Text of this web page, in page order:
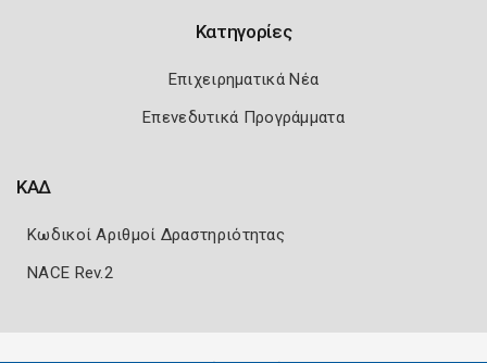
Κατηγορίες
Επιχειρηματικά Νέα
Επενεδυτικά Προγράμματα
ΚΑΔ
Κωδικοί Αριθμοί Δραστηριότητας
NACE Rev.2